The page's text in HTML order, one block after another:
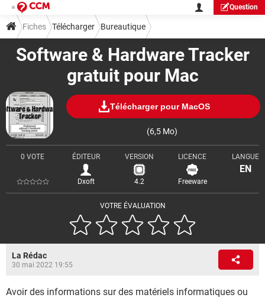
Question
Software & Hardware Tracker
gratuit pour Mac
Télécharger pour MacOS
(6,5 Mo)
VOTRE ÉVALUATION
0 VOTE ÉDITEUR
Dxoft
VERSION
4.2
LICENCE
Freeware
LANGUE
EN
Fiches Télécharger Bureautique
La Rédac
30 mai 2022 19:55
Avoir des informations sur des matériels informatiques ou